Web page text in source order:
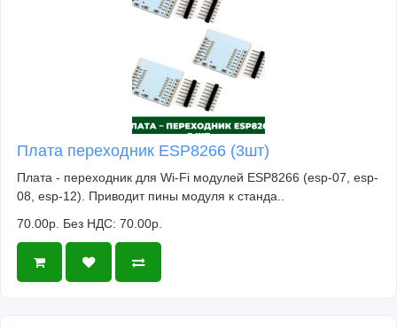
Плата переходник ESP8266 (3шт)
Плата - переходник для Wi-Fi модулей ESP8266 (esp-07, esp-
08, esp-12). Приводит пины модуля к станда..
70.00р. Без НДС: 70.00р.